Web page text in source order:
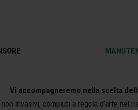
Vi accompagneremo nella scelta
invasivi, compiuti a regola d’arte nel